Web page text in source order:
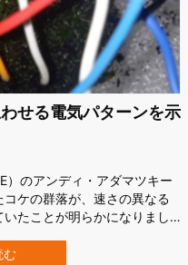
せる電気パターンを示
）のアンディ・アダマツキー
ケの群落が、速さの異なる
たことが明らかになりまし
り続けました。 結果、その
む